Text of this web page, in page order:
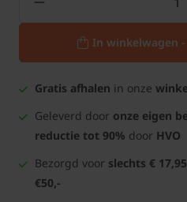
In winkelwagen -
Gratis afhalen in onze
Geleverd door onze eigen
reductie tot 90% door HVO
Bezorgd voor slechts € 17,95
€50,-